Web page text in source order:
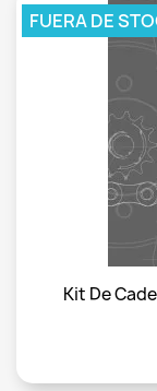
Kit De
FUERA DE